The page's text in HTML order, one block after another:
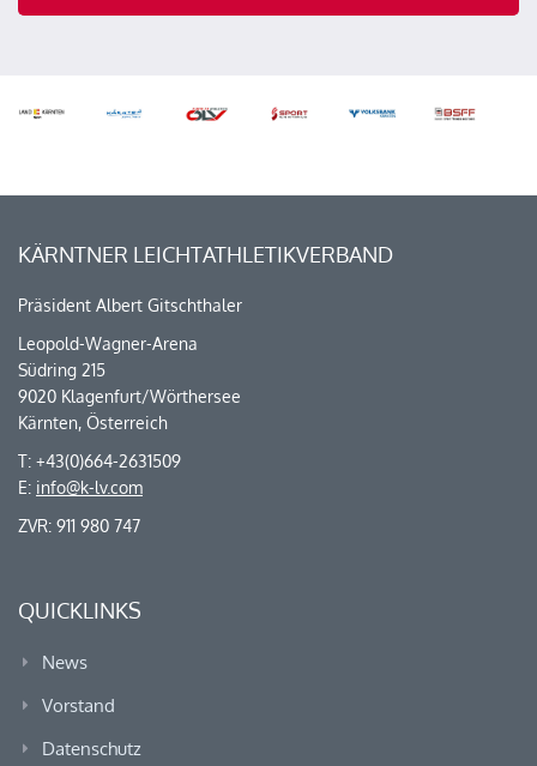
KÄRNTNER LEICHTATHLETIKVERBAND
Präsident Albert Gitschthaler
Leopold-Wagner-Arena
Südring 215
9020 Klagenfurt/Wörthersee
Kärnten, Österreich
T: +43(0)664-2631509
E: info@k-lv.com
ZVR: 911 980 747
QUICKLINKS
News
Vorstand
Datenschutz